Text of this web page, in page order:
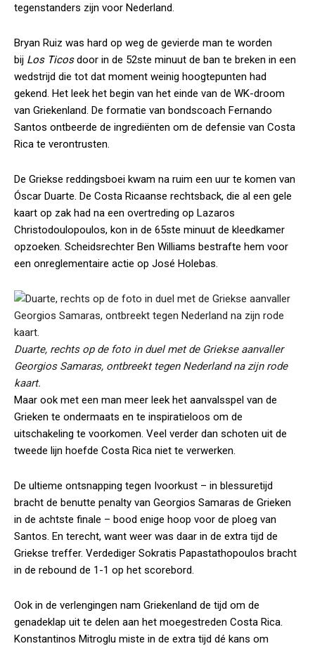
tegenstanders zijn voor Nederland.
Bryan Ruiz was hard op weg de gevierde man te worden
bij Los Ticosdoor in de 52ste minuut de ban te breken in een
wedstrijd die tot dat moment weinig hoogtepunten had
gekend. Het leek het begin van het einde van de WK-droom
van Griekenland. De formatie van bondscoach Fernando
Santos ontbeerde de ingrediënten om de defensie van Costa
Rica te verontrusten.
De Griekse reddingsboei kwam na ruim een uur te komen van
Óscar Duarte. De Costa Ricaanse rechtsback, die al een gele
kaart op zak had na een overtreding op Lazaros
Christodoulopoulos, kon in de 65ste minuut de kleedkamer
opzoeken. Scheidsrechter Ben Williams bestrafte hem voor
een onreglementaire actie op José Holebas.
Duarte, rechts op de foto in duel met de Griekse aanvaller
Georgios Samaras, ontbreekt tegen Nederland na zijn rode
kaart.
Maar ook met een man meer leek het aanvalsspel van de
Grieken te ondermaats en te inspiratieloos om de
uitschakeling te voorkomen. Veel verder dan schoten uit de
tweede lijn hoefde Costa Rica niet te verwerken.
De ultieme ontsnapping tegen Ivoorkust – in blessuretijd
bracht de benutte penalty van Georgios Samaras de Grieken
in de achtste finale – bood enige hoop voor de ploeg van
Santos. En terecht, want weer was daar in de extra tijd de
Griekse treffer. Verdediger Sokratis Papastathopoulos bracht
in de rebound de 1-1 op het scorebord.
Ook in de verlengingen nam Griekenland de tijd om de
genadeklap uit te delen aan het moegestreden Costa Rica.
Konstantinos Mitroglu miste in de extra tijd dé kans om